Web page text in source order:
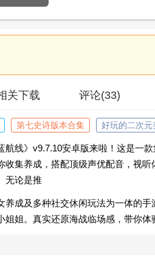
关下载 评论(33)
第七史诗版本合集 好玩的二次元
线》v9.7.10安卓版来啦！这是一
收集养成，搭配顶级声优配音，视
无论是推
养成及多种社交休闲玩法为一体的
姐。真实还原海战临场感，带你体